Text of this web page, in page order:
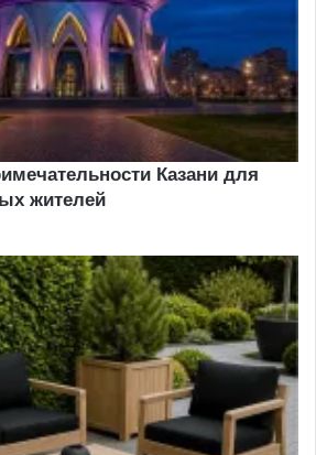
Казани для
жителей